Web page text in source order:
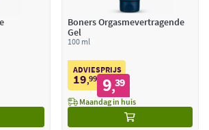
Boners Orgasmevertragende
Gel
100 ml
ADVIESPRIJS
19,99 9,39
Maandag in huis